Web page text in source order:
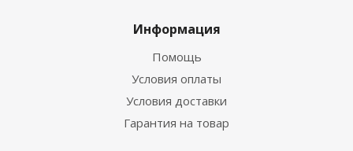
Информация
Помощь
Условия оплаты
Условия доставки
Гарантия на товар